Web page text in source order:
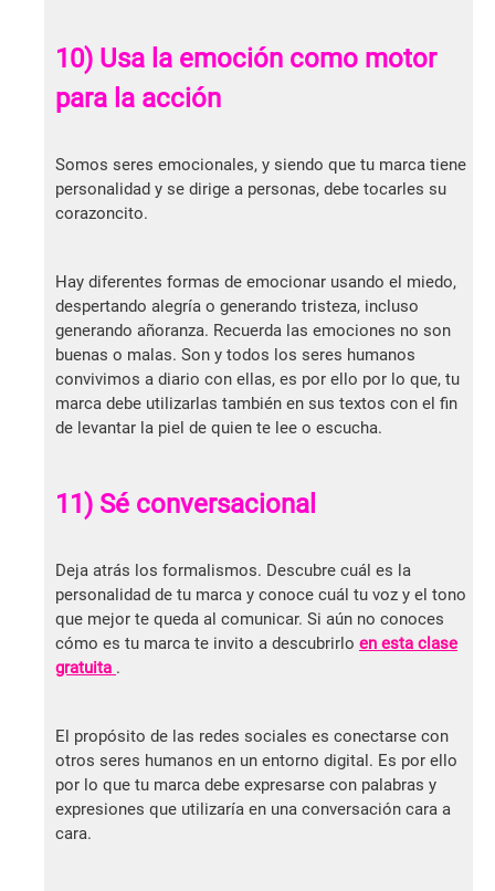
10) Usa la emoción como motor
para la acción
Somos seres emocionales, y siendo que tu marca tiene
personalidad y se dirige a personas, debe tocarles su
corazoncito.
Hay diferentes formas de emocionar usando el miedo,
despertando alegría o generando tristeza, incluso
generando añoranza. Recuerda las emociones no son
buenas o malas. Son y todos los seres humanos
convivimos a diario con ellas, es por ello por lo que, tu
marca debe utilizarlas también en sus textos con el fin
de levantar la piel de quien te lee o escucha.
11) Sé conversacional
Deja atrás los formalismos. Descubre cuál es la
personalidad de tu marca y conoce cuál tu voz y el tono
que mejor te queda al comunicar. Si aún no conoces
cómo es tu marca te invito a descubrirlo en esta clase
gratuita .
El propósito de las redes sociales es conectarse con
otros seres humanos en un entorno digital. Es por ello
por lo que tu marca debe expresarse con palabras y
expresiones que utilizaría en una conversación cara a
cara.